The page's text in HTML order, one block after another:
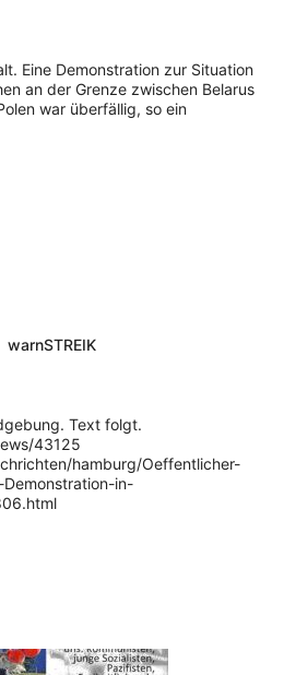
Eine Demonstration zur Situation
an der Grenze zwischen Belarus
war überfällig, so ein
warnSTREIK
Text folgt.
43125
hamburg/Oeffentlicher-
in-